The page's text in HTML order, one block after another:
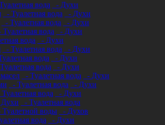
вода
- Духи
- Туалетная вода
- Духи
- Туалетная вода
- Духи
Туалетная вода
- Духи
вода
- Духи
- Туалетная вода
- Духи
вода
- Духи
вода
- Духи
- Туалетная вода
- Духи
- Туалетная вода
- Духи
Туалетная вода
- Духи
- Туалетная вода
Туалетной воды
- Духов
вода
- Духи